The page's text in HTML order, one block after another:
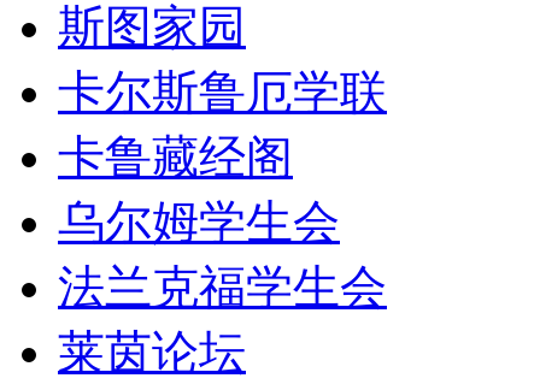
斯图家园
卡尔斯鲁厄学联
卡鲁藏经阁
乌尔姆学生会
法兰克福学生会
莱茵论坛